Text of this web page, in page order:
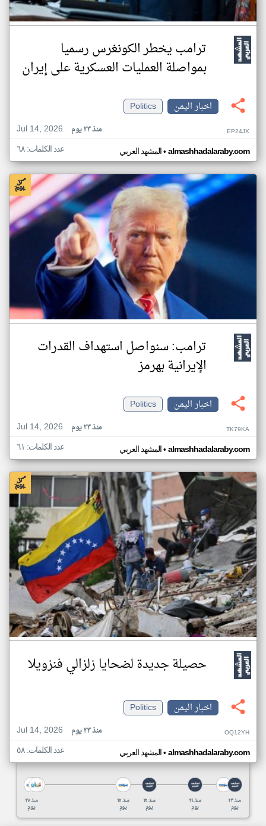
ترامب يخطر الكونغرس رسميا
بمواصلة العمليات العسكرية على إيران
اخبار اليمن
Politics
Jul 14, 2026
منذ ٢٣ يوم EP24JX
المشهد العربي• almashhadalaraby.com عدد الكلمات: ٦٨
ترامب: سنواصل استهداف القدرات
الإيرانية بهرمز
اخبار اليمن
Politics
Jul 14, 2026
منذ ٢٣ يوم TK79KA
المشهد العربي• almashhadalaraby.com عدد الكلمات: ٦١
حصيلة جديدة لضحايا زلزالي فنزويلا
اخبار اليمن
Politics
Jul 14, 2026
منذ ٢٣ يوم OQ12YH
المشهد العربي• almashhadalaraby.com عدد الكلمات: ٥٨
منذ ٢٧
يوم
منذ ٢٥
يوم
منذ ٢٥
يوم
منذ ٢٤
يوم
منذ ٢٣
يوم